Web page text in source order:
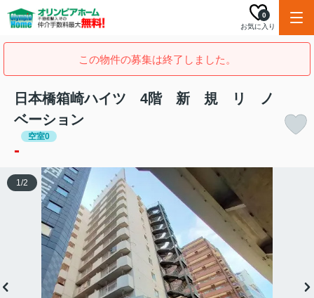
お気に入り
0
この物件の募集は終了しました。
日本橋箱崎ハイツ 4階 新 規 リ ノ
ベーション
空室0
-
1/2